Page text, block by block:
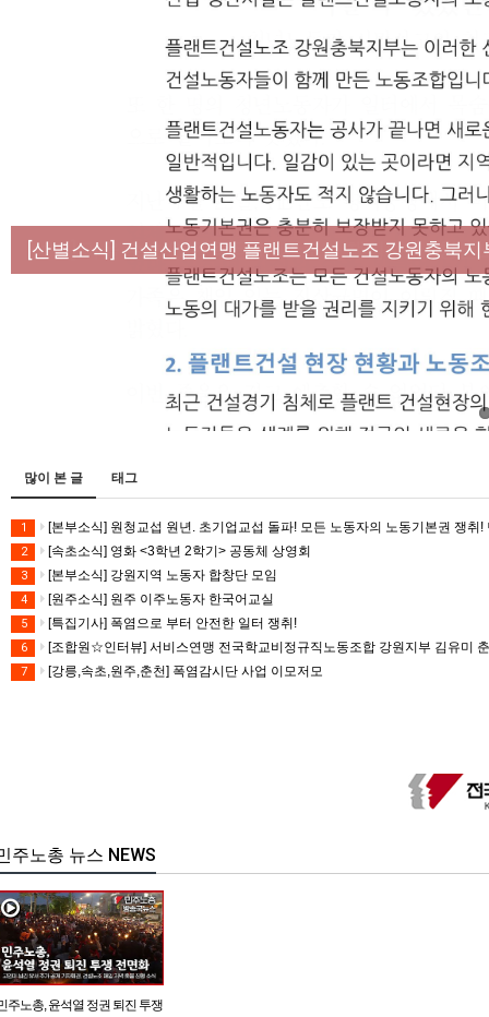
[성명] 막을 수 있었던 죽음, HL만도가 책임져라 : 청
[산별소식] 건설산업연맹 플랜트건설노조 강원충북지
[강릉,속초,원주,춘천] 폭염감시단 사업 이모저모
[조합원☆인터뷰] 서비스연맹 전국학교비정규직노동
[본부소식] 강원지역 노동자 합창단 모임
많이 본 글 태그
1 [본부소식] 원청교섭 원년. 초기업교섭 돌파! 모든 노동자의 노동기본권 쟁취
2 [속초소식] 영화 <3학년 2학기> 공동체 상영회
3 [본부소식] 강원지역 노동자 합창단 모임
4 [원주소식] 원주 이주노동자 한국어교실
5 [특집기사] 폭염으로 부터 안전한 일터 쟁취!
6 [조합원☆인터뷰] 서비스연맹 전국학교비정규직노동조합 강원지부 김유미
7 [강릉,속초,원주,춘천] 폭염감시단 사업 이모저모
주노총 뉴스 NEWS
주노총, 윤석열 정권 퇴진 투쟁